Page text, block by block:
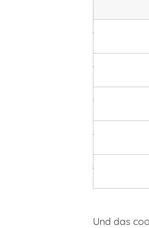
Und das